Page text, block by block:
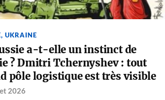
, UKRAINE
a-t-elle un instinct de
? Dmitri Tchernyshev : tout
pôle logistique est très visible
2026